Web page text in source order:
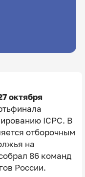
октября
ICPC. В
отборочным
на
86 команд
России.